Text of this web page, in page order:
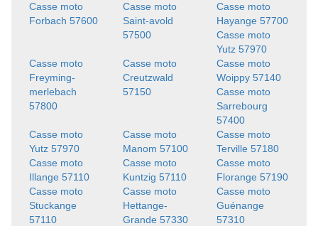
Casse moto
Forbach 57600
Casse moto
Saint-avold
57500
Casse moto
Hayange 57700
Casse moto
Yutz 57970
Casse moto
Freyming-
merlebach
57800
Casse moto
Creutzwald
57150
Casse moto
Woippy 57140
Casse moto
Sarrebourg
57400
Casse moto
Yutz 57970
Casse moto
Manom 57100
Casse moto
Terville 57180
Casse moto
Illange 57110
Casse moto
Kuntzig 57110
Casse moto
Florange 57190
Casse moto
Stuckange
57110
Casse moto
Hettange-
Grande 57330
Casse moto
Guénange
57310